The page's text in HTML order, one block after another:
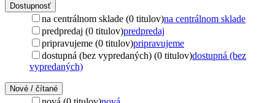
Dostupnosť
na centrálnom sklade (0 titulov)na centrálnom sklade
predpredaj (0 titulov)predpredaj
pripravujeme (0 titulov)pripravujeme
dostupná (bez vypredaných) (0 titulov)dostupná (bez
vypredaných)
Nové / čítané